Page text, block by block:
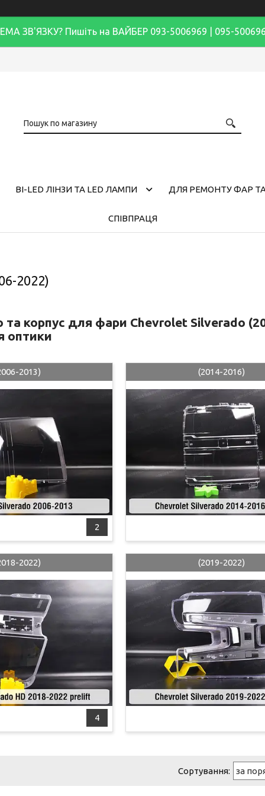
ЗВ'ЯЗКУ? Пишіть на ВАЙБЕР 093-5006969 | 095-
BI-LED ЛІНЗИ ТА LED ЛАМПИ ДЛЯ РЕМОНТУ ФАР
СПІВПРАЦЯ
2022)
та корпус для фари Chevrolet Silverado
оптики
2
2013) (2014-2016)
4
2022) (2019-2022)